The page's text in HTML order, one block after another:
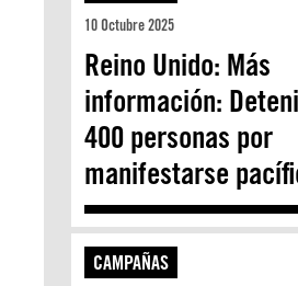
10 Octubre 2025
Reino Unido: Más
información:
400 personas por
manifestarse
CAMPAÑAS